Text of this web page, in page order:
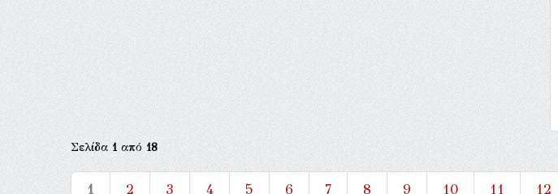
Σελίδα1από18
1 2 3 4 5 6 7 8 9 10 11 12